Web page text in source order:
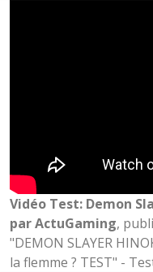
Vidéo Test: Demon
par ActuGaming,
"DEMON SLAYER
la flemme ? TEST" -